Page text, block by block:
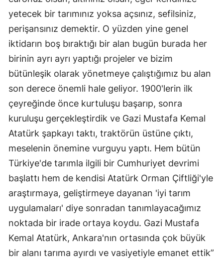
yetecek bir tarımınız yoksa açsınız, sefilsiniz,
perişansınız demektir. O yüzden yine genel
iktidarın boş bıraktığı bir alan bugün burada her
birinin ayrı ayrı yaptığı projeler ve bizim
bütünleşik olarak yönetmeye çalıştığımız bu alan
son derece önemli hale geliyor. 1900'lerin ilk
çeyreğinde önce kurtuluşu başarıp, sonra
kuruluşu gerçekleştirdik ve Gazi Mustafa Kemal
Atatürk şapkayı taktı, traktörün üstüne çıktı,
meselenin önemine vurguyu yaptı. Hem bütün
Türkiye'de tarımla ilgili bir Cumhuriyet devrimi
başlattı hem de kendisi Atatürk Orman Çiftliği'yle
araştırmaya, geliştirmeye dayanan 'iyi tarım
uygulamaları' diye sonradan tanımlayacağımız
noktada bir irade ortaya koydu. Gazi Mustafa
Kemal Atatürk, Ankara'nın ortasında çok büyük
bir alanı tarıma ayırdı ve vasiyetiyle emanet ettik”